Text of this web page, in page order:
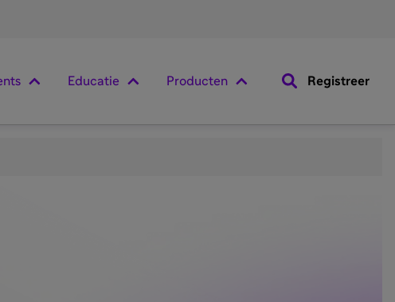
Educatie Producten Registreer